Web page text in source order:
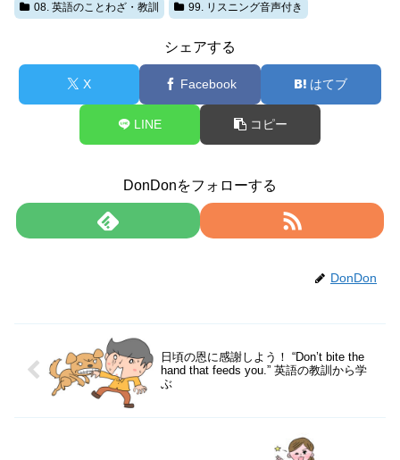
08. 英語のことわざ・教訓 99. リスニング音声付き
シェアする
X Facebook はてブ
LINE コピー
DonDonをフォローする
DonDon
日頃の恩に感謝しよう！ “Don’t bite the
hand that feeds you.” 英語の教訓から学
ぶ